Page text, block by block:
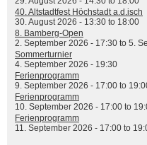
40. Altstadtfest Höchstadt a.d.isch
30. August 2026 - 13:30 to 18:00
8. Bamberg-Open
2. September 2026 - 17:30 to 5.
Sommerturnier
4. September 2026 - 19:30
Ferienprogramm
9. September 2026 - 17:00 to
Ferienprogramm
10. September 2026 - 17:00 to
Ferienprogramm
11. September 2026 - 17:00 to